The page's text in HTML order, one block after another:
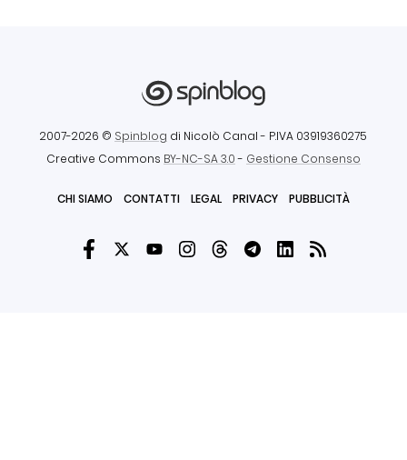
2007-2026 © Spinblog di Nicolò Canal - P.IVA 03919360275
Creative Commons BY-NC-SA 3.0- Gestione Consenso
CHI SIAMO CONTATTI LEGAL PRIVACY PUBBLICITÀ